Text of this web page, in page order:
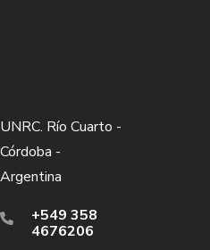
UNRC. Río Cuarto -
Córdoba -
Argentina
+549 358
4676206